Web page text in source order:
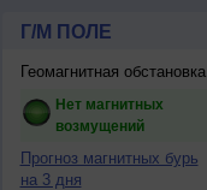
Г/М ПОЛЕ
Геомагнитная обстановка
Нет магнитных
возмущений
Прогноз магнитных бурь
на 3 дня